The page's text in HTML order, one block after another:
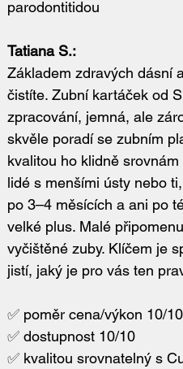
parodontitidou
Tatiana S.:
Základem zdravých dásní
čistíte. Zubní kartáček od
zpracování, jemná, ale
skvěle poradí se zubním
kvalitou ho klidně
lidé s menšími ústy nebo
po 3–4 měsících a ani po
velké plus. Malé
vyčištěné zuby. Klíčem je
jistí, jaký je pro vás ten
✅ poměr cena/výkon 10/10
✅ dostupnost 10/10
✅ kvalitou srovnatelný s